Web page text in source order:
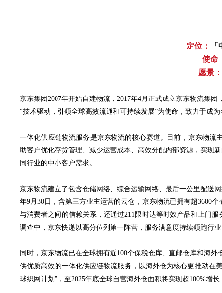
定位：
使命
愿景：
京东集团2007年开始自建物流，2017年4月正式成立京东物流集
“技术驱动，引领全球高效流通和可持续发展”为使命，致力于成
一体化供应链物流服务是京东物流的核心赛道。目前，京东物流
助客户优化存货管理、减少运营成本、高效分配内部资源，实现
同行业的中小客户需求。
京东物流建立了包含仓储网络、综合运输网络、最后一公里配送
年9月30日，含第三方业主运营的云仓，京东物流已拥有超3600
与消费者之间的信赖关系，还通过211限时达等时效产品和上门
调查中，京东快递以高分位列第一阵营，服务满意度持续领跑行
同时，京东物流已在全球拥有近100个保税仓库、直邮仓库和海
供优质高效的一体化供应链物流服务，以海外仓为核心更推动
球织网计划”，至2025年底全球自营海外仓面积将实现超100%增